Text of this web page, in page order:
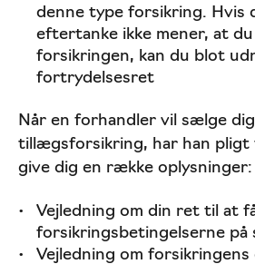
denne type forsikring. Hvis
eftertanke ikke mener, at
forsikringen, kan du blot
fortrydelsesret
Når en forhandler vil sælge
tillægsforsikring, har han
give dig en række oplysninger:
Vejledning om din ret til at
forsikringsbetingelserne på
Vejledning om